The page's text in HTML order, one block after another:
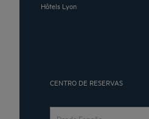
Hôtels Lyon
CENTRO DE RESERVAS